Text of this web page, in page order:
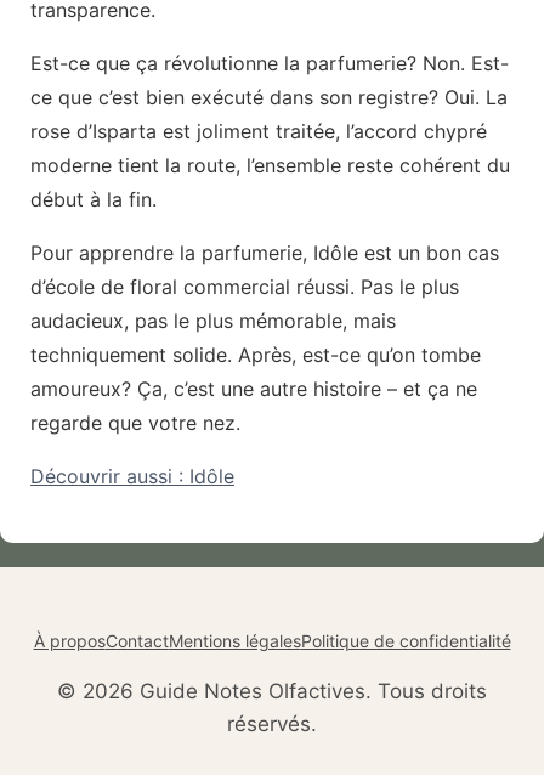
transparence.
Est-ce que ça révolutionne la parfumerie? Non. Est-
ce que c’est bien exécuté dans son registre? Oui. La
rose d’Isparta est joliment traitée, l’accord chypré
moderne tient la route, l’ensemble reste cohérent du
début à la fin.
Pour apprendre la parfumerie, Idôle est un bon cas
d’école de floral commercial réussi. Pas le plus
audacieux, pas le plus mémorable, mais
techniquement solide. Après, est-ce qu’on tombe
amoureux? Ça, c’est une autre histoire – et ça ne
regarde que votre nez.
Découvrir aussi : Idôle
À proposContactMentions légalesPolitique de confidentialité
© 2026 Guide Notes Olfactives. Tous droits
réservés.